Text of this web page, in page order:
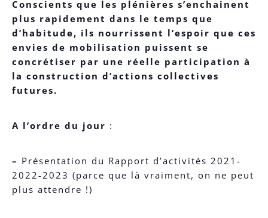
Conscients que les plénières s’enchainent
plus rapidement dans le temps que
d’habitude, ils nourrissent l’espoir que ces
envies de mobilisation puissent se
concrétiser par une réelle participation à
la construction d’actions collectives
futures.
A l’ordre du jour :
– Présentation du Rapport d’activités 2021-
2022-2023 (parce que là vraiment, on ne peut
plus attendre !)